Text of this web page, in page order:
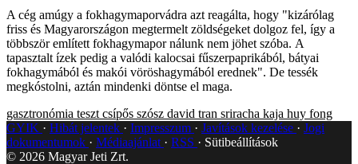
A cég amúgy a fokhagymaporvádra azt reagálta, hogy "kizárólag
friss és Magyarországon megtermelt zöldségeket dolgoz fel, így a
többször említett fokhagymapor nálunk nem jöhet szóba. A
tapasztalt ízek pedig a valódi kalocsai fűszerpaprikából, bátyai
fokhagymából és makói vöröshagymából erednek". De tessék
megkóstolni, aztán mindenki döntse el maga.
gasztronómia teszt csípős szósz david tran sriracha kaja huy fong
GYIK
Hibát jelentek Impresszum Javítások kezelése
Jogi
dokumentumok
Médiaajánlat RSS
Sütibeállítások
© 2026 Magyar Jeti Zrt.